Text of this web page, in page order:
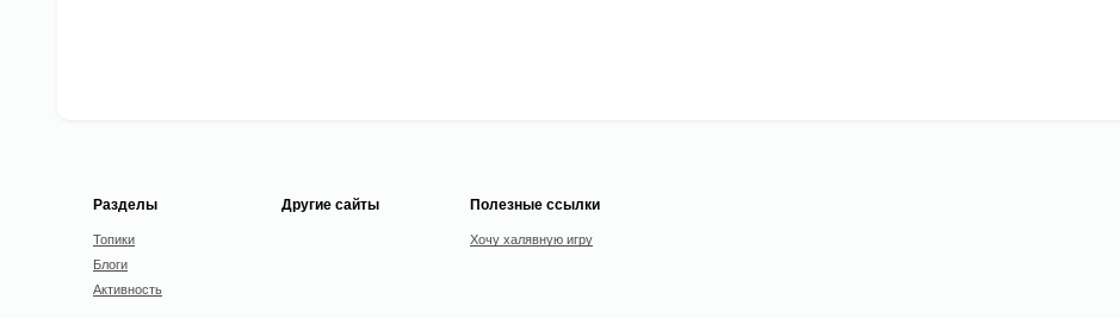
Разделы
Топики
Блоги
Активность
Другие сайты Полезные ссылки
Хочу халявную игру